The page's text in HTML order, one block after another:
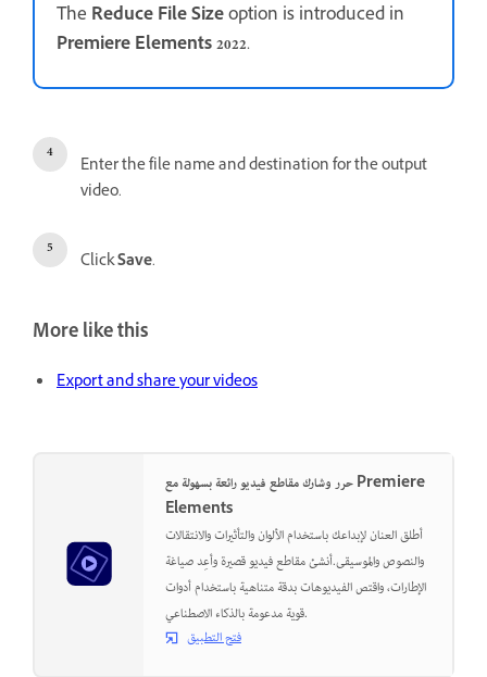
The Reduce File Sizeoption is introduced in
Premiere Elements 2022.
Enter the file name and destination for the output
video.
ClickSave.
More like this
Export and share your videos
حرر وشارك مقاطع فيديو رائعة بسهولة مع Premiere
Elements
أطلق العنان لإبداعك باستخدام الألوان والتأثيرات والانتقالات
والنصوص والموسيقى.أنشئ مقاطع فيديو قصيرة وأعِد صياغة
الإطارات، واقتص الفيديوهات بدقة متناهية باستخدام أدوات
قوية مدعومة بالذكاء الاصطناعي.
فتح التطبيق